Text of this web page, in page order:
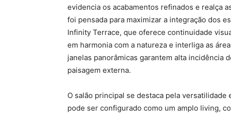
evidencia os acabamentos refinados e realça
foi pensada para maximizar a integração dos
Infinity Terrace, que oferece continuidade
em harmonia com a natureza e interliga as
janelas panorâmicas garantem alta incidência
paisagem externa.
O salão principal se destaca pela
pode ser configurado como um amplo living,